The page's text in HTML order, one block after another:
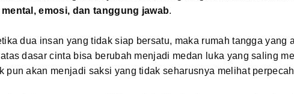
mental, emosi, dan tanggung jawab.
dua insan yang tidak siap bersatu, maka rumah tangga yang
dasar cinta bisa berubah menjadi medan luka yang saling
pun akan menjadi saksi yang tidak seharusnya melihat